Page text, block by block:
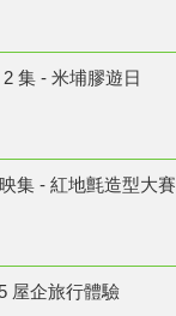
集 - 米埔膠遊日
集 - 紅地氈造型大賽
屋企旅行體驗